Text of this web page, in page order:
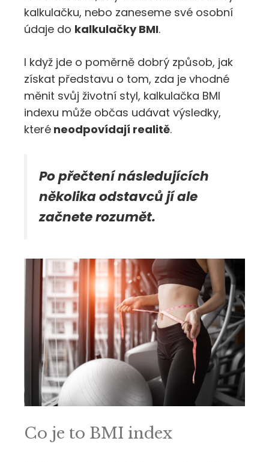
kalkulačku, nebo zaneseme své osobní
údaje do kalkulačky BMI.
I když jde o poměrně dobrý způsob, jak
získat představu o tom, zda je vhodné
měnit svůj životní styl, kalkulačka BMI
indexu může občas udávat výsledky,
které neodpovídají realitě.
Po přečtení následujících
několika odstavců jí ale
začnete rozumět.
Co je to BMI index